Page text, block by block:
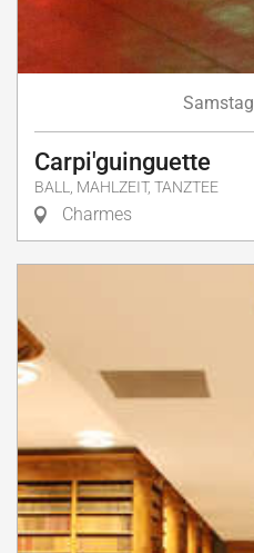
Samstag
Carpi'guinguette
BALL, MAHLZEIT, TANZTEE
Charmes